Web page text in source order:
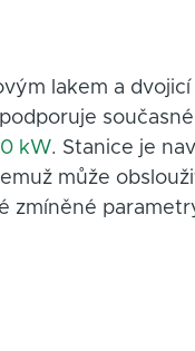
lakem a dvojicí
kW. Stanice je
může
zmíněné